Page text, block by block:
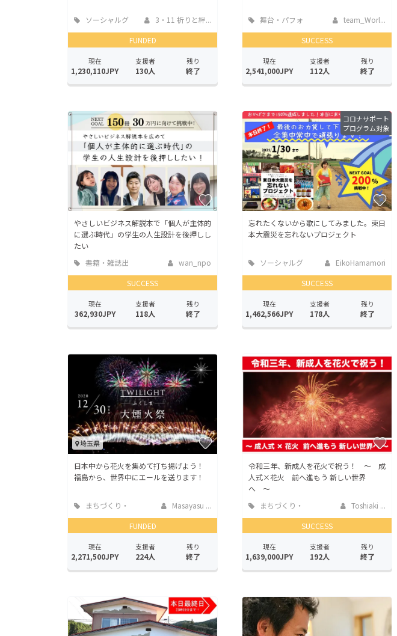
ソーシャルグ
ッド
3・11 祈りと絆...
FUNDED
現在
1,230,110JPY
支援者
130人
残り
終了
舞台・パフォ
ーマンス
team_Worl...
SUCCESS
現在
2,541,000JPY
支援者
112人
残り
終了
やさしいビジネス解説本で「個人が主体的
に選ぶ時代」の学生の人生設計を後押しし
たい
書籍・雑誌出
版
wan_npo
SUCCESS
現在
362,930JPY
支援者
118人
残り
終了
コロナサポート
プログラム対象
忘れたくないから歌にしてみました。東日
本大震災を忘れないプロジェクト
ソーシャルグ
ッド
EikoHamamori
SUCCESS
現在
1,462,566JPY
支援者
178人
残り
終了
埼玉県
日本中から花火を集めて打ち揚げよう！
福島から、世界中にエールを送ります！
まちづくり・
地域活性化
Masayasu ...
FUNDED
現在
2,271,500JPY
支援者
224人
残り
終了
令和三年、新成人を花火で祝う！ 〜 成
人式×花火 前へ進もう 新しい世界
へ 〜
まちづくり・
地域活性化
Toshiaki ...
SUCCESS
現在
1,639,000JPY
支援者
192人
残り
終了